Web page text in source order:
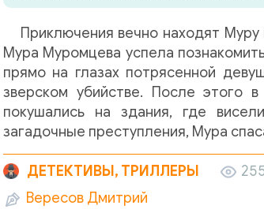
Приключения вечно находят
Мура Муромцева успела
прямо на глазах потрясенной
зверском убийстве. После этого
покушались на здания, где
загадочные преступления, Мура
ДЕТЕКТИВЫ, ТРИЛЛЕРЫ
Вересов Дмитрий